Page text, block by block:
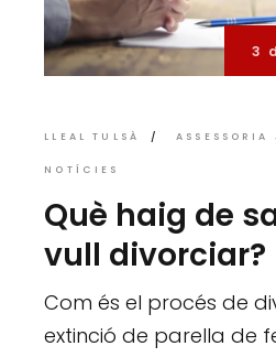
3
LLEAL TULSÀ
NOTÍCIES
Què haig de
vull divorciar?
Com és el procés de
extinció de parella de